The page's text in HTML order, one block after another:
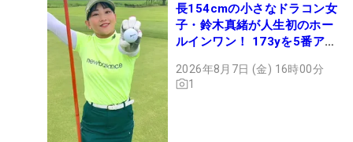
長154cmの小さなドラコン女
子・鈴木真緒が人生初のホー
ルインワン！ 173yを5番アイ
2026年8月7日 (金) 16時00分
1